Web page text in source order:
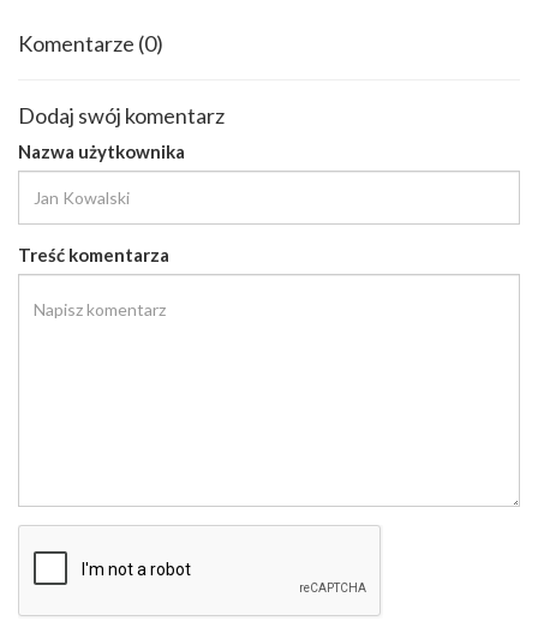
Komentarze (0)
Dodaj swój komentarz
Nazwa użytkownika
Treść komentarza